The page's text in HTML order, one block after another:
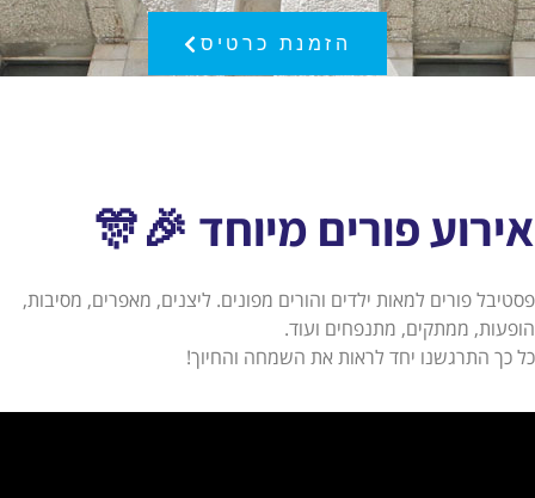
הזמנת כרטיס
אירוע פורים מיוחד 🎉🎊
פסטיבל פורים למאות ילדים והורים מפונים. ליצנים, מאפרים, מסיבות,
הופעות, ממתקים, מתנפחים ועוד.
כל כך התרגשנו יחד לראות את השמחה והחיוך!